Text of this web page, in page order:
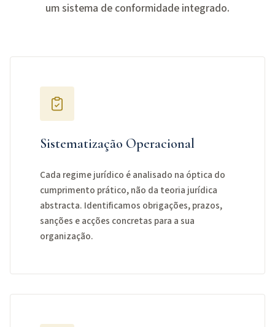
um sistema de conformidade integrado.
Sistematização Operacional
Cada regime jurídico é analisado na óptica do
cumprimento prático, não da teoria jurídica
abstracta. Identificamos obrigações, prazos,
sanções e acções concretas para a sua
organização.